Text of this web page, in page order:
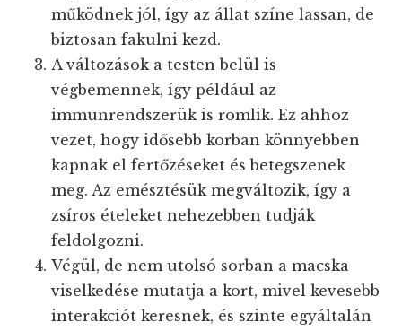
működnek jól, így az állat színe lassan, de
biztosan fakulni kezd.
A változások a testen belül is
végbemennek, így például az
immunrendszerük is romlik. Ez ahhoz
vezet, hogy idősebb korban könnyebben
kapnak el fertőzéseket és betegszenek
meg. Az emésztésük megváltozik, így a
zsíros ételeket nehezebben tudják
feldolgozni.
Végül, de nem utolsó sorban a macska
viselkedése mutatja a kort, mivel kevesebb
interakciót keresnek, és szinte egyáltalán